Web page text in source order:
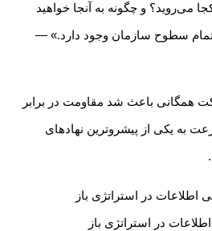
می‌روید؟ و چگونه به آنجا خواهید
سطوح سازمان وجود دارد.» —
همگانی باعث شد مقاومت در برابر
به یکی از پیشروترین نهادهای
در استراتژی باز